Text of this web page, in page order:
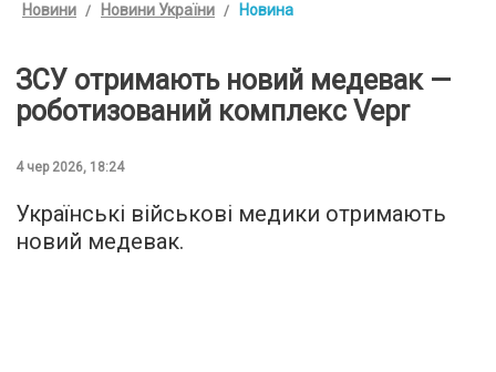
Новини Новини України Новина
ЗСУ отримають новий медевак —
роботизований комплекс Vepr
4 чер 2026, 18:24
Українські військові медики отримають
новий медевак.